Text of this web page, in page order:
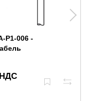
P1-006 -
НДС